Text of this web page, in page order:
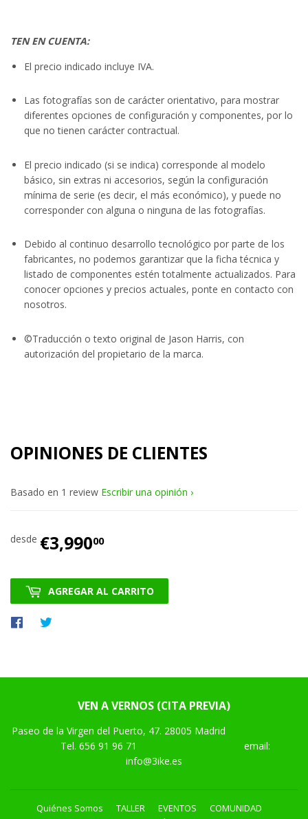
TEN EN CUENTA:
El precio indicado incluye IVA.
Las fotografías son de carácter orientativo, para mostrar
diferentes opciones de configuración y componentes, por lo
que no tienen carácter contractual.
El precio indicado (si se indica) corresponde al modelo
básico, sin extras ni accesorios, según la configuración
mínima de serie (es decir, el más económico), y puede no
corresponder con alguna o ninguna de las fotografías.
Debido al continuo desarrollo tecnológico por parte de los
fabricantes, no podemos garantizar que la ficha técnica y
listado de componentes estén totalmente actualizados. Para
conocer opciones y precios actuales, ponte en contacto con
nosotros.
©Traducción o texto original de Jason Harris, con
autorización del propietario de la marca.
OPINIONES DE CLIENTES
Basado en 1 review Escribir una opinión
desde €3,99000€3,990.00
AGREGAR AL CARRITO
Compartir
VEN A VERNOS (CITA PREVIA)
Paseo de la Virgen del Puerto, 47. 28005 Madrid
Tel. 656 91 96 71
email:
info@3ike.es
Quiénes Somos TALLER EVENTOS
COMUNIDAD